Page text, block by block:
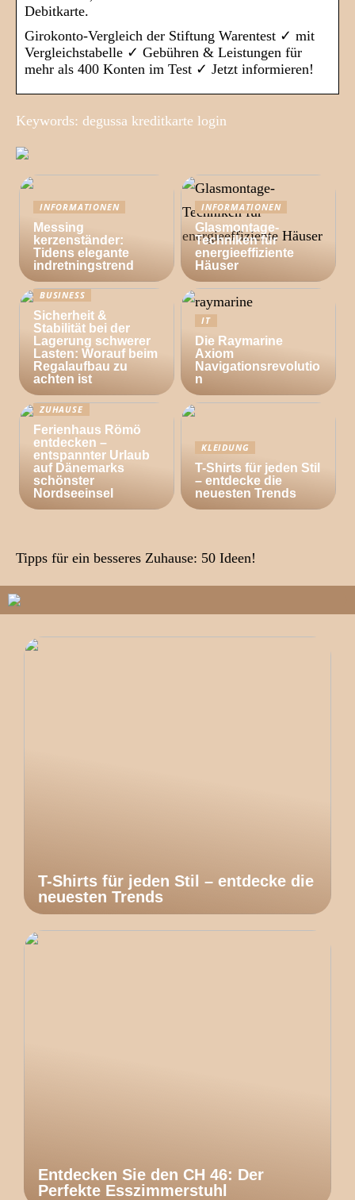
Debitkarte.
Girokonto-Vergleich der Stiftung Warentest ✓ mit
Vergleichstabelle ✓ Gebühren & Leistungen für
mehr als 400 Konten im Test ✓ Jetzt informieren!
Keywords: degussa kreditkarte login
INFORMATIONEN
Messing
kerzenständer:
Tidens elegante
indretningstrend
INFORMATIONEN
Glasmontage-
Techniken für
energieeffiziente
Häuser
BUSINESS
Sicherheit &
Stabilität bei der
Lagerung schwerer
Lasten: Worauf beim
Regalaufbau zu
achten ist
IT
Die Raymarine
Axiom
Navigationsrevolutio
n
ZUHAUSE
Ferienhaus Römö
entdecken –
entspannter Urlaub
auf Dänemarks
schönster
Nordseeinsel
KLEIDUNG
T-Shirts für jeden Stil
– entdecke die
neuesten Trends
Tipps für ein besseres Zuhause: 50 Ideen!
T-Shirts für jeden Stil – entdecke die
neuesten Trends
Entdecken Sie den CH 46: Der
Perfekte Esszimmerstuhl